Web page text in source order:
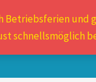
Betriebsferien
schnellsmöglich
Leichte